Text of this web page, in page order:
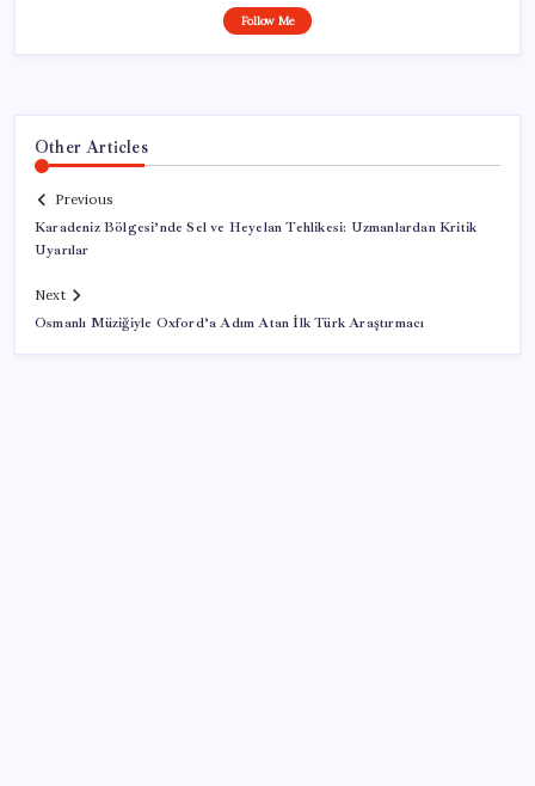
Follow Me
Other Articles
Previous
Karadeniz Bölgesi’nde Sel ve Heyelan Tehlikesi: Uzmanlardan Kritik
Uyarılar
Next
Osmanlı Müziğiyle Oxford’a Adım Atan İlk Türk Araştırmacı